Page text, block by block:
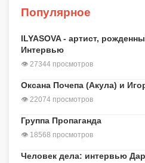
Популярное
ILYASOVA - артист,
Интервью
👁 27344 просмотров
Оксана Почепа (Акула) и
👁 22074 просмотров
Группа Пропаганда
👁 18568 просмотров
Человек дела: интервью